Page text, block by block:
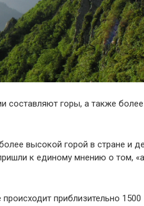
составляют горы, а также
высокой горой в стране и
к единому мнению о том,
приблизительно 1500